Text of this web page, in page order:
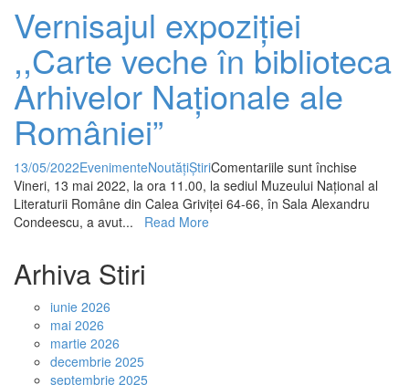
Vernisajul expoziției
,,Carte veche în biblioteca
Arhivelor Naționale ale
României”
13/05/2022EvenimenteNoutățiȘtiriComentariile sunt închisepentru
expoziției
Vineri, 13 mai 2022, la ora 11.00, la sediul Muzeului Național al
Literaturii Române din Calea Griviței 64-66, în Sala Alexandru
Condeescu, a avut... Read More
Arhiva Stiri
iunie 2026
mai 2026
martie 2026
decembrie 2025
septembrie 2025